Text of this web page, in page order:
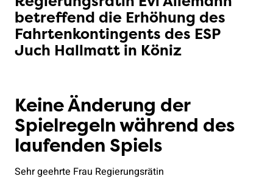
betreffend die Erhöhung des
Fahrtenkontingents des ESP
Juch Hallmatt in Köniz
Keine Änderung der
Spielregeln während des
laufenden Spiels
Sehr geehrte Frau Regierungsrätin